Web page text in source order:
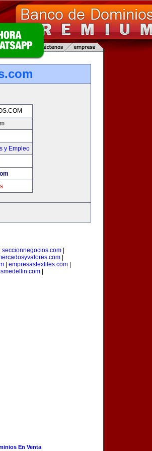
y Empleo
seccionnegocios.com|
| empresastextiles.com|
En Venta